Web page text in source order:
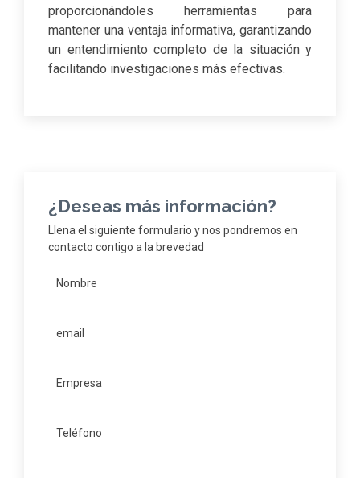
proporcionándoles herramientas para
mantener una ventaja informativa, garantizando
un entendimiento completo de la situación y
facilitando investigaciones más efectivas.
¿Deseas más información?
Llena el siguiente formulario y nos pondremos en
contacto contigo a la brevedad